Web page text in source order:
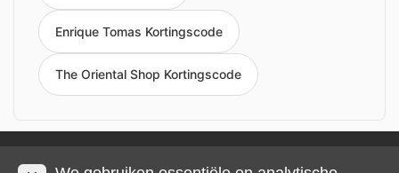
Enrique Tomas Kortingscode
The Oriental Shop Kortingscode
Privacy en cookies Impressum Algemene voorwaarden